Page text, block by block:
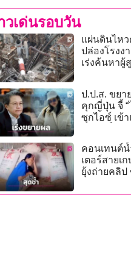
วเด่นรอบวัน
แผ่นดินไห
ปล่องโรงง
เร่งค้นหาผู้
ป.ป.ส. ขยา
คุกญี่ปุ่น จี้ “
ซุกไอซ์ เข้
คอนเทนต์น้
เตอร์สายเ
ยุ้งถ่ายคลิป